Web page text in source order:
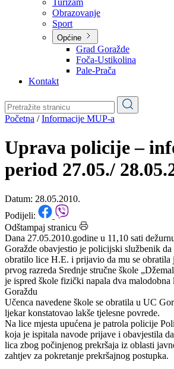
Historija (digitalni muzej)
Privreda
Turizam
Obrazovanje
Općine
Pale-Prača
Kontakt
Početna/Informacije MUP-a
Uprava policije –
period 27.05./
Datum: 28.05.2010.
Podijeli:
Odštampaj stranicu
Dana 27.05.2010.godine u 11,10 sati
Goražde obavjestio je policijski službenik
obratilo lice H.E. i prijavio da mu se obratila
prvog razreda Srednje stručne škole
je ispred škole fizički napala dva malodobna
Goraždu
Učenca navedene škole se obratila u UC
ljekar konstatovao lakše tjelesne povrede.
Na lice mjesta upućena je patrola policije